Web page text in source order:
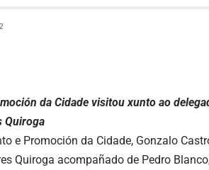
da Cidade visitou xunto ao
Quiroga
e Promoción da Cidade, Gonzalo
Quiroga acompañado de Pedro